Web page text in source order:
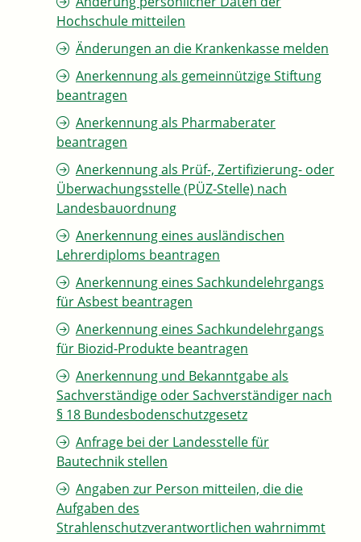
Hochschule mitteilen
Änderungen an die Krankenkasse melden
Anerkennung als gemeinnützige Stiftung
beantragen
Anerkennung als Pharmaberater
beantragen
Anerkennung als Prüf-, Zertifizierung- oder
Überwachungsstelle (PÜZ-Stelle) nach
Landesbauordnung
Anerkennung eines ausländischen
Lehrerdiploms beantragen
Anerkennung eines Sachkundelehrgangs
für Asbest beantragen
Anerkennung eines Sachkundelehrgangs
für Biozid-Produkte beantragen
Anerkennung und Bekanntgabe als
Sachverständige oder Sachverständiger nach
§ 18 Bundesbodenschutzgesetz
Anfrage bei der Landesstelle für
Bautechnik stellen
Angaben zur Person mitteilen, die die
Aufgaben des
Strahlenschutzverantwortlichen wahrnimmt